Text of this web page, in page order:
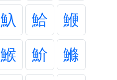
魞 鮯
鯾
鯸 魪
鰷